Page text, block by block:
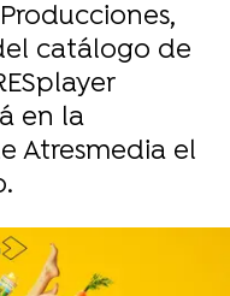
catálogo de
en la
Atresmedia el